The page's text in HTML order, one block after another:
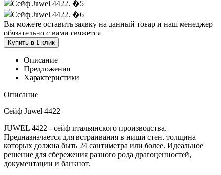
Вы можете оставить заявку на данный товар и наш менеджер
обязательно с вами свяжется
Купить в 1 клик
Описание
Предложения
Характеристики
Описание
Сейф Juwel 4422
JUWEL 4422 - сейф итальянского производства.
Предназначается для встраивания в ниши стен, толщина
которых должна быть 24 сантиметра или более. Идеальное
решение для сбережения разного рода драгоценностей,
документации и банкнот.